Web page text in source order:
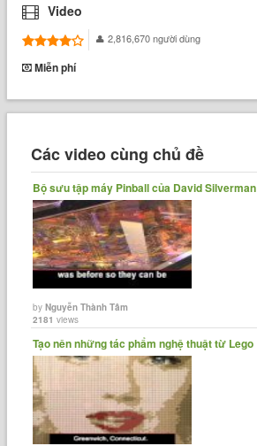
Video
2,816,670 người dùng
Miễn phí
Các video cùng chủ đề
Bộ sưu tập máy Pinball của David Silverman
byNguyễn Thành Tâm
2181 views
Tạo nên những tác phẩm nghệ thuật từ Lego